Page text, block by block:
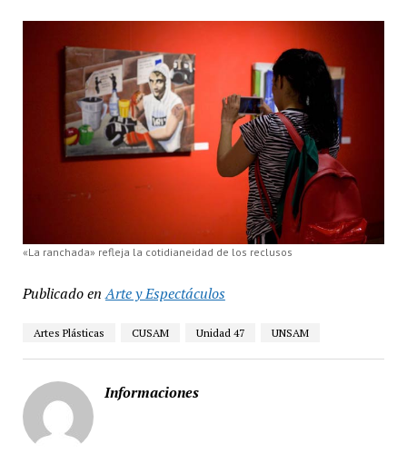
«La ranchada» refleja la cotidianeidad de los reclusos
Publicado en Arte y Espectáculos
Artes Plásticas CUSAM Unidad 47 UNSAM
Informaciones